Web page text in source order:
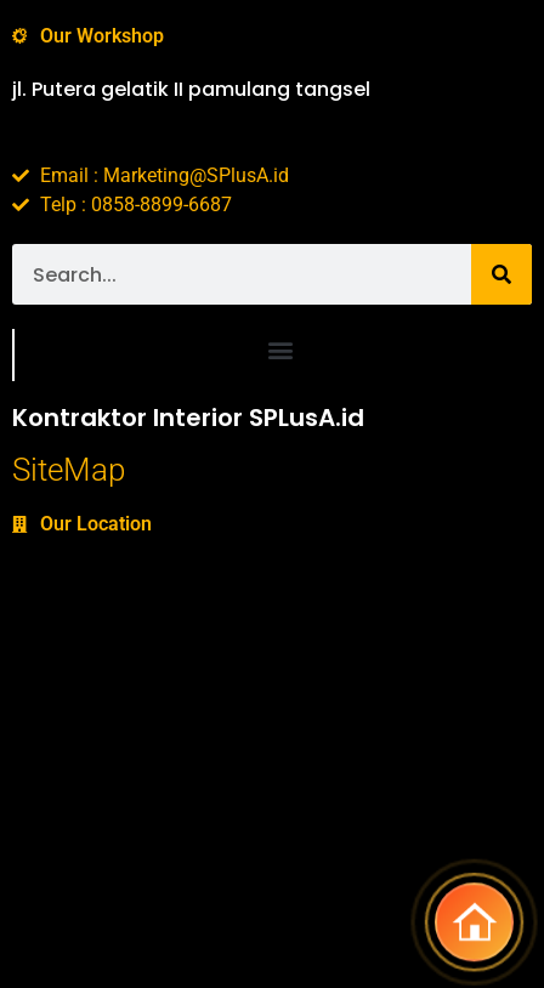
Our Workshop
jl. Putera gelatik II pamulang tangsel
Email : Marketing@SPlusA.id
Telp : 0858-8899-6687
Kontraktor Interior SPLusA.id
SiteMap
Our Location